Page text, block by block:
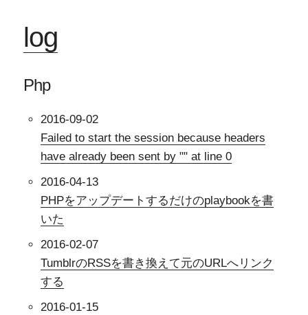
log
Php
2016-09-02
Failed to start the session because headers
have already been sent by "" at line 0
2016-04-13
PHPをアップデートするだけのplaybookを書
いた
2016-02-07
TumblrのRSSを書き換えて元のURLへリンク
する
2016-01-15